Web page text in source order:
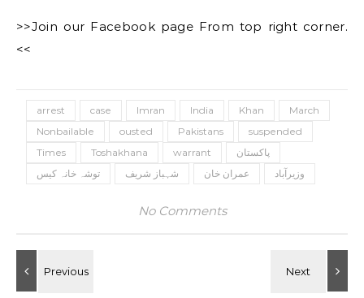
>>Join our Facebook page From top right corner.
<<
arrest case Imran India Khan
March
Nonbailable
ousted Pakistans
suspended
Times
Toshakhana warrant
پاکستان
توشہ خانہ کیس
شہباز شریف عمران خان وزیرآباد
No Comments